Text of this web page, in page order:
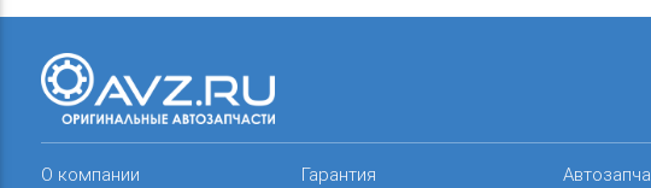
О компании
Гарантия